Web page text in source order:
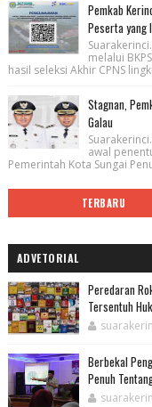
Pemkab
Peserta yang
melalui
hasil seleksi Akhir CPNS
Stagnan,
Galau
awal
Pemerintah Kota Sungai
TERBARU
ADVETORIAL
Peredaran
Tersentuh
Berbekal
Penuh